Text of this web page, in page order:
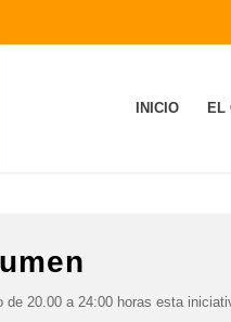
INICIO EL
de 20.00 a 24:00 horas esta